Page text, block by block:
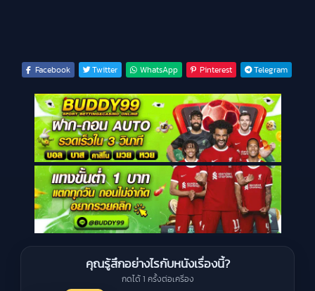
Facebook Twitter WhatsApp Pinterest Telegram
คุณรู้สึกอย่างไรกับหนังเรื่องนี้?
กดได้ 1 ครั้งต่อเครื่อง